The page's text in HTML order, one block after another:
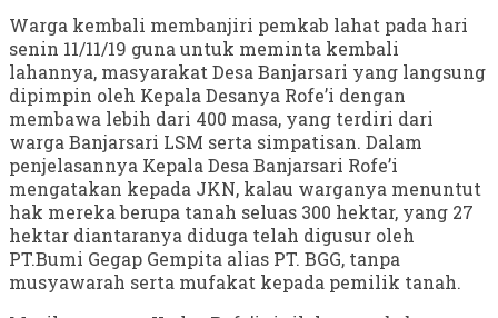
Warga kembali membanjiri pemkab lahat pada hari
senin 11/11/19 guna untuk meminta kembali
lahannya, masyarakat Desa Banjarsari yang langsung
dipimpin oleh Kepala Desanya Rofe’i dengan
membawa lebih dari 400 masa, yang terdiri dari
warga Banjarsari LSM serta simpatisan. Dalam
penjelasannya Kepala Desa Banjarsari Rofe’i
mengatakan kepada JKN, kalau warganya menuntut
hak mereka berupa tanah seluas 300 hektar, yang 27
hektar diantaranya diduga telah digusur oleh
PT.Bumi Gegap Gempita alias PT. BGG, tanpa
musyawarah serta mufakat kepada pemilik tanah.